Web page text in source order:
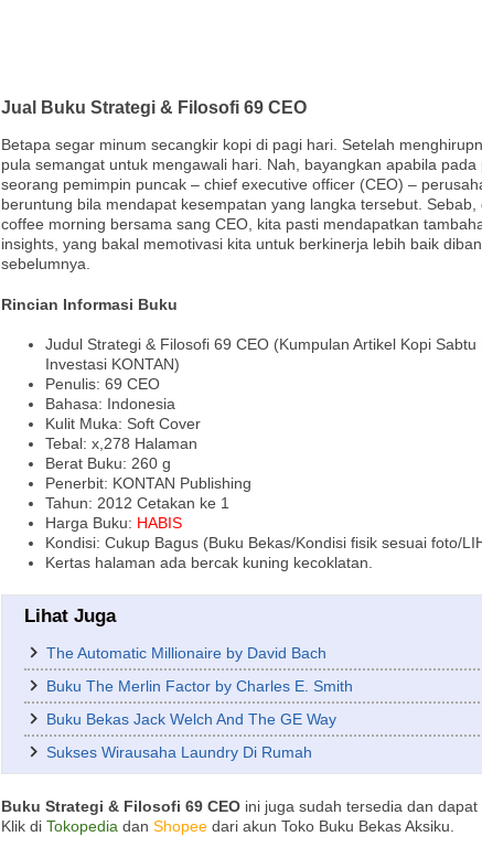
Jual Buku Strategi & Filosofi 69 CEO
Betapa segar minum secangkir kopi di pagi hari. Setelah
pula semangat untuk mengawali hari. Nah, bayangkan apabila
seorang pemimpin puncak – chief executive officer (CEO) –
beruntung bila mendapat kesempatan yang langka tersebut.
coffee morning bersama sang CEO, kita pasti mendapatkan
insights, yang bakal memotivasi kita untuk berkinerja lebih baik
sebelumnya.
Rincian Informasi Buku
Judul Strategi & Filosofi 69 CEO (Kumpulan Artikel Kopi
Investasi KONTAN)
Penulis: 69 CEO
Bahasa: Indonesia
Kulit Muka: Soft Cover
Tebal: x,278 Halaman
Berat Buku: 260 g
Penerbit: KONTAN Publishing
Tahun: 2012 Cetakan ke 1
Harga Buku: HABIS
Kondisi: Cukup Bagus (Buku Bekas/Kondisi fisik sesuai foto/
Kertas halaman ada bercak kuning kecoklatan.
Lihat Juga
The Automatic Millionaire by David Bach
Buku The Merlin Factor by Charles E. Smith
Buku Bekas Jack Welch And The GE Way
Sukses Wirausaha Laundry Di Rumah
Buku Strategi & Filosofi 69 CEO ini juga sudah tersedia dan
Klik di Tokopedia dan Shopee dari akun Toko Buku Bekas Aksiku.